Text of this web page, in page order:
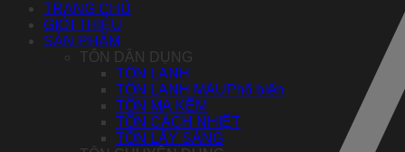
TRANG CHỦ
GIỚI THIỆU
SẢN PHẨM
TÔN DÂN DỤNG
TÔN LẠNH
TÔN LẠNH MÀU
TÔN MẠ KẼM
TÔN CÁCH NHIỆT
TÔN LẤY SÁNG